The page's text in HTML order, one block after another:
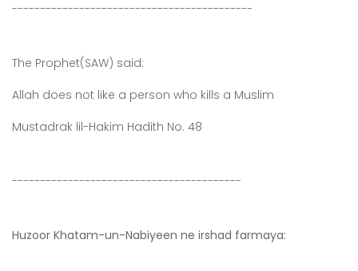
-------------------------------------------
The Prophet(SAW) said:
Allah does not like a person who kills a Muslim
Mustadrak lil-Hakim Hadith No. 48
-----------------------------------------
Huzoor Khatam-un-Nabiyeen ne irshad farmaya: